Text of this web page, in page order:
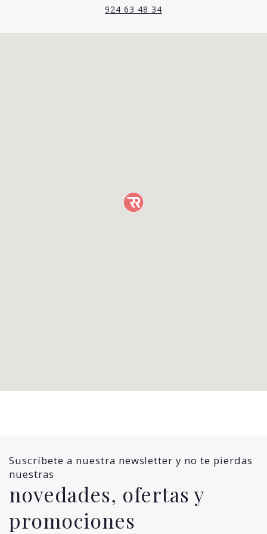
924 63 48 34
Suscríbete a nuestra newsletter y no te pierdas
nuestras
novedades, ofertas y
promociones